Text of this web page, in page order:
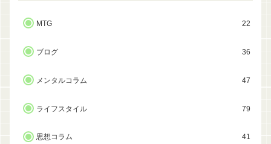
MTG 22
ブログ 36
メンタルコラム 47
ライフスタイル 79
思想コラム 41